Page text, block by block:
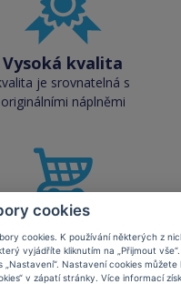
Vysoká kvalita
je srovnatelná s
originálními náplněmi
téměř vše
50 000 skladových
pro okamžitý odběr
cookies
cookies. K používání některých z
vyjádříte kliknutím na „Přijmout
„Nastavení“. Nastavení cookies můžete
v zápatí stránky. Více informací